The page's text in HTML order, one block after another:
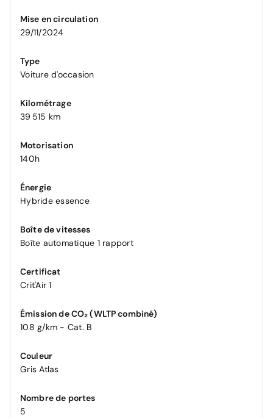
Mise en circulation
29/11/2024
Type
Voiture d'occasion
Kilométrage
39 515 km
Motorisation
140h
Énergie
Hybride essence
Boîte de vitesses
Boîte automatique 1 rapport
Certificat
Crit'Air 1
Émission de CO₂ (WLTP combiné)
108 g/km - Cat. B
Couleur
Gris Atlas
Nombre de portes
5